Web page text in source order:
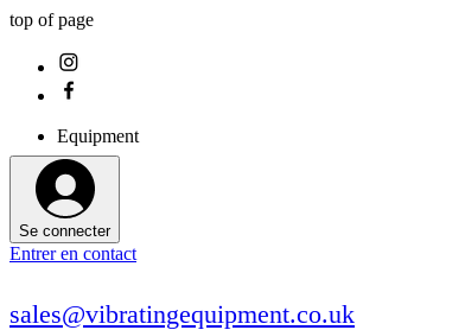
top of page
Equipment
Se connecter
Entrer en contact
sales@vibratingequipment.co.uk